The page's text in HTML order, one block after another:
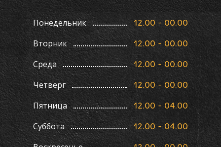
Понедельник 12.00 - 00.00
Вторник 12.00 - 00.00
Среда 12.00 - 00.00
Четверг 12.00 - 00.00
Пятница 12.00 - 04.00
Суббота 12.00 - 04.00